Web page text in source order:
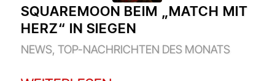
SQUAREMOON BEIM „MATCH MIT
HERZ“ IN SIEGEN
NEWS, TOP-NACHRICHTEN DES MONATS